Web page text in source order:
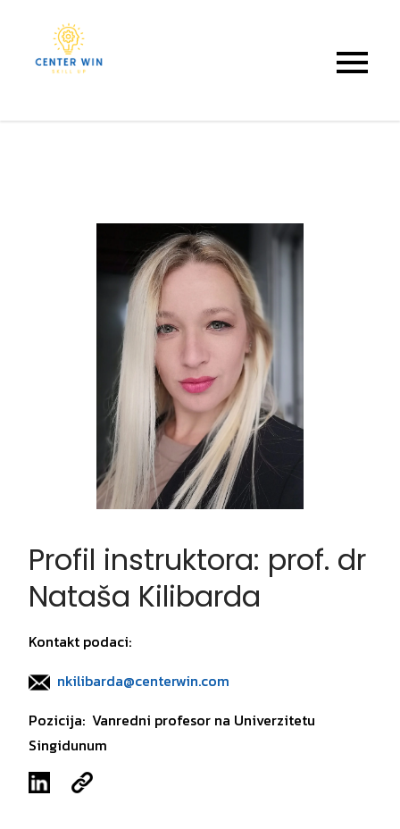
Profil instruktora: prof. dr
Nataša Kilibarda
Kontakt podaci:
nkilibarda@centerwin.com
Pozicija: Vanredni profesor na Univerzitetu
Singidunum